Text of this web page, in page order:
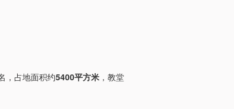
，占地面积约5400平方米 ，教堂